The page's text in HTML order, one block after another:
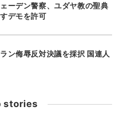
ーデン警察、ユダヤ教の聖典
デモを許可
ン侮辱反対決議を採択 国連人
stories